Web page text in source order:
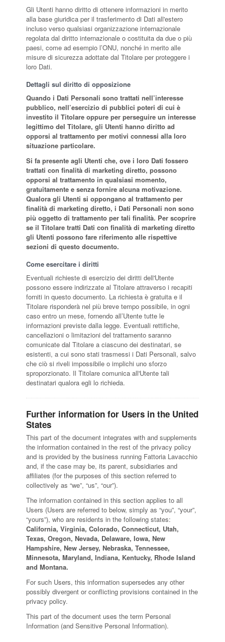
Gli Utenti hanno diritto di ottenere informazioni in merito
alla base giuridica per il trasferimento di Dati all'estero
incluso verso qualsiasi organizzazione internazionale
regolata dal diritto internazionale o costituita da due o più
paesi, come ad esempio l’ONU, nonché in merito alle
misure di sicurezza adottate dal Titolare per proteggere i
loro Dati.
Dettagli sul diritto di opposizione
Quando i Dati Personali sono trattati nell’interesse
pubblico, nell’esercizio di pubblici poteri di cui è
investito il Titolare oppure per perseguire un interesse
legittimo del Titolare, gli Utenti hanno diritto ad
opporsi al trattamento per motivi connessi alla loro
situazione particolare.
Si fa presente agli Utenti che, ove i loro Dati fossero
trattati con finalità di marketing diretto, possono
opporsi al trattamento in qualsiasi momento,
gratuitamente e senza fornire alcuna motivazione.
Qualora gli Utenti si oppongano al trattamento per
finalità di marketing diretto, i Dati Personali non sono
più oggetto di trattamento per tali finalità. Per scoprire
se il Titolare tratti Dati con finalità di marketing diretto
gli Utenti possono fare riferimento alle rispettive
sezioni di questo documento.
Come esercitare i diritti
Eventuali richieste di esercizio dei diritti dell'Utente
possono essere indirizzate al Titolare attraverso i recapiti
forniti in questo documento. La richiesta è gratuita e il
Titolare risponderà nel più breve tempo possibile, in ogni
caso entro un mese, fornendo all’Utente tutte le
informazioni previste dalla legge. Eventuali rettifiche,
cancellazioni o limitazioni del trattamento saranno
comunicate dal Titolare a ciascuno dei destinatari, se
esistenti, a cui sono stati trasmessi i Dati Personali, salvo
che ciò si riveli impossibile o implichi uno sforzo
sproporzionato. Il Titolare comunica all'Utente tali
destinatari qualora egli lo richieda.
Further information for Users in the United
States
This part of the document integrates with and supplements
the information contained in the rest of the privacy policy
and is provided by the business running Fattoria Lavacchio
and, if the case may be, its parent, subsidiaries and
affiliates (for the purposes of this section referred to
collectively as “we”, “us”, “our”).
The information contained in this section applies to all
Users (Users are referred to below, simply as “you”, “your”,
“yours”), who are residents in the following states:
California, Virginia, Colorado, Connecticut, Utah,
Texas, Oregon, Nevada, Delaware, Iowa, New
Hampshire, New Jersey, Nebraska, Tennessee,
Minnesota, Maryland, Indiana, Kentucky, Rhode Island
and Montana.
For such Users, this information supersedes any other
possibly divergent or conflicting provisions contained in the
privacy policy.
This part of the document uses the term Personal
Information (and Sensitive Personal Information).